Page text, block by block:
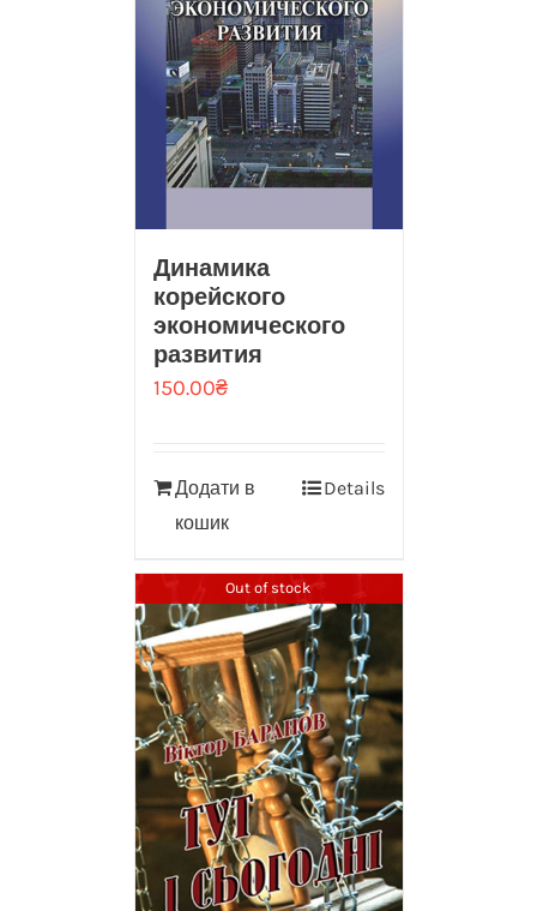
Динамика
корейского
экономического
развития
150.00₴
Додати в
кошик
Details
Out of stock